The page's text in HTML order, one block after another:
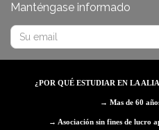
Manténgase informado
¿POR QUÉ ESTUDIAR EN LA
→ Mas de 60
→ Asociación sin fines de lucro